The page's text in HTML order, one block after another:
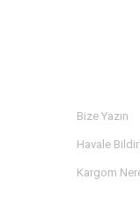
Bize Yazın
Havale
Kargom